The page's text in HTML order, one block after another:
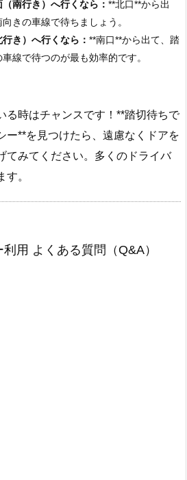
南行き）へ行くなら： **北口**から出
きの車線で待ちましょう。
き）へ行くなら： **南口**から出て、踏
線で待つのが最も効率的です。
る時はチャンスです！**踏切待ちで
ー**を見つけたら、遠慮なくドアを
てみてください。多くのドライバ
。
用 よくある質問（Q&A）